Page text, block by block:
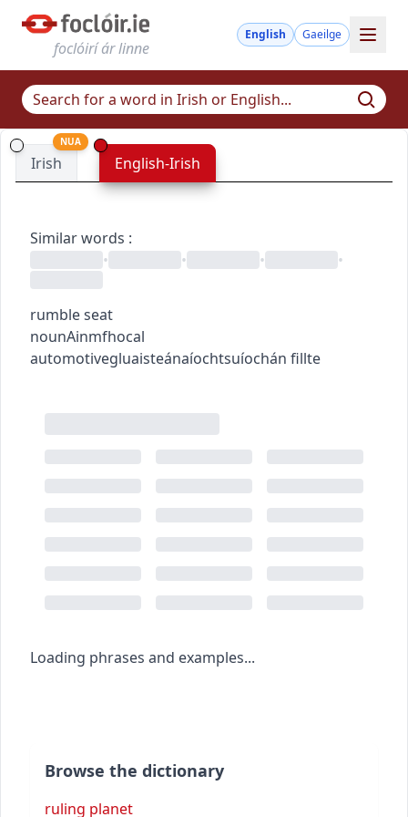
foclóirí ár linne
English Gaeilge
Irish
NUA
English-Irish
Similar words :
•
• • •
rumble seat
nounAinmfhocal
automotivegluaisteánaíochtsuíochán fillte
Loading phrases and examples...
Browse the dictionary
ruling planet